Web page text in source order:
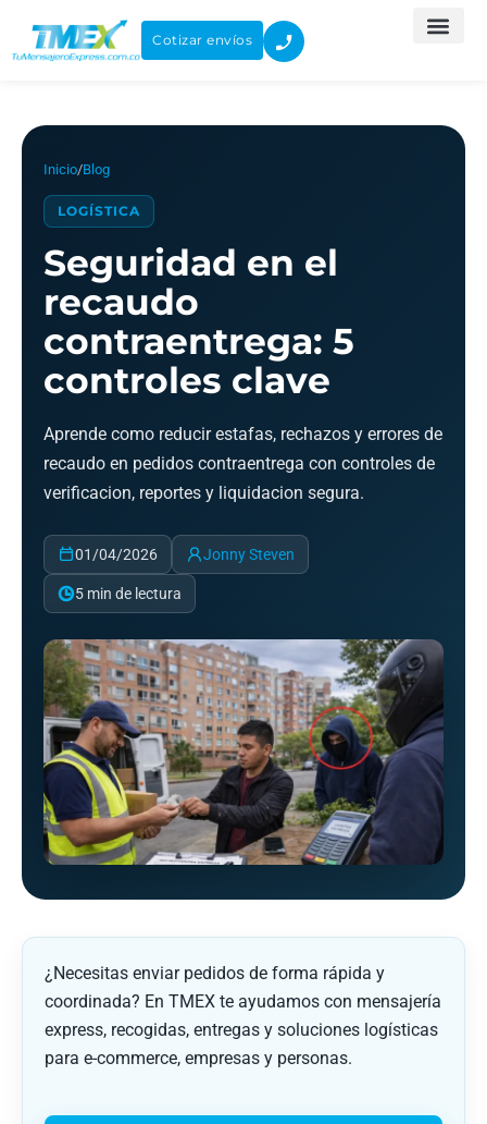
Cotizar envíos
Inicio/Blog
LOGÍSTICA
Seguridad en el
recaudo
contraentrega: 5
controles clave
Aprende como reducir estafas, rechazos y errores de
recaudo en pedidos contraentrega con controles de
verificacion, reportes y liquidacion segura.
01/04/2026 Jonny Steven
5 min de lectura
¿Necesitas enviar pedidos de forma rápida y
coordinada? En TMEX te ayudamos con mensajería
express, recogidas, entregas y soluciones logísticas
para e-commerce, empresas y personas.